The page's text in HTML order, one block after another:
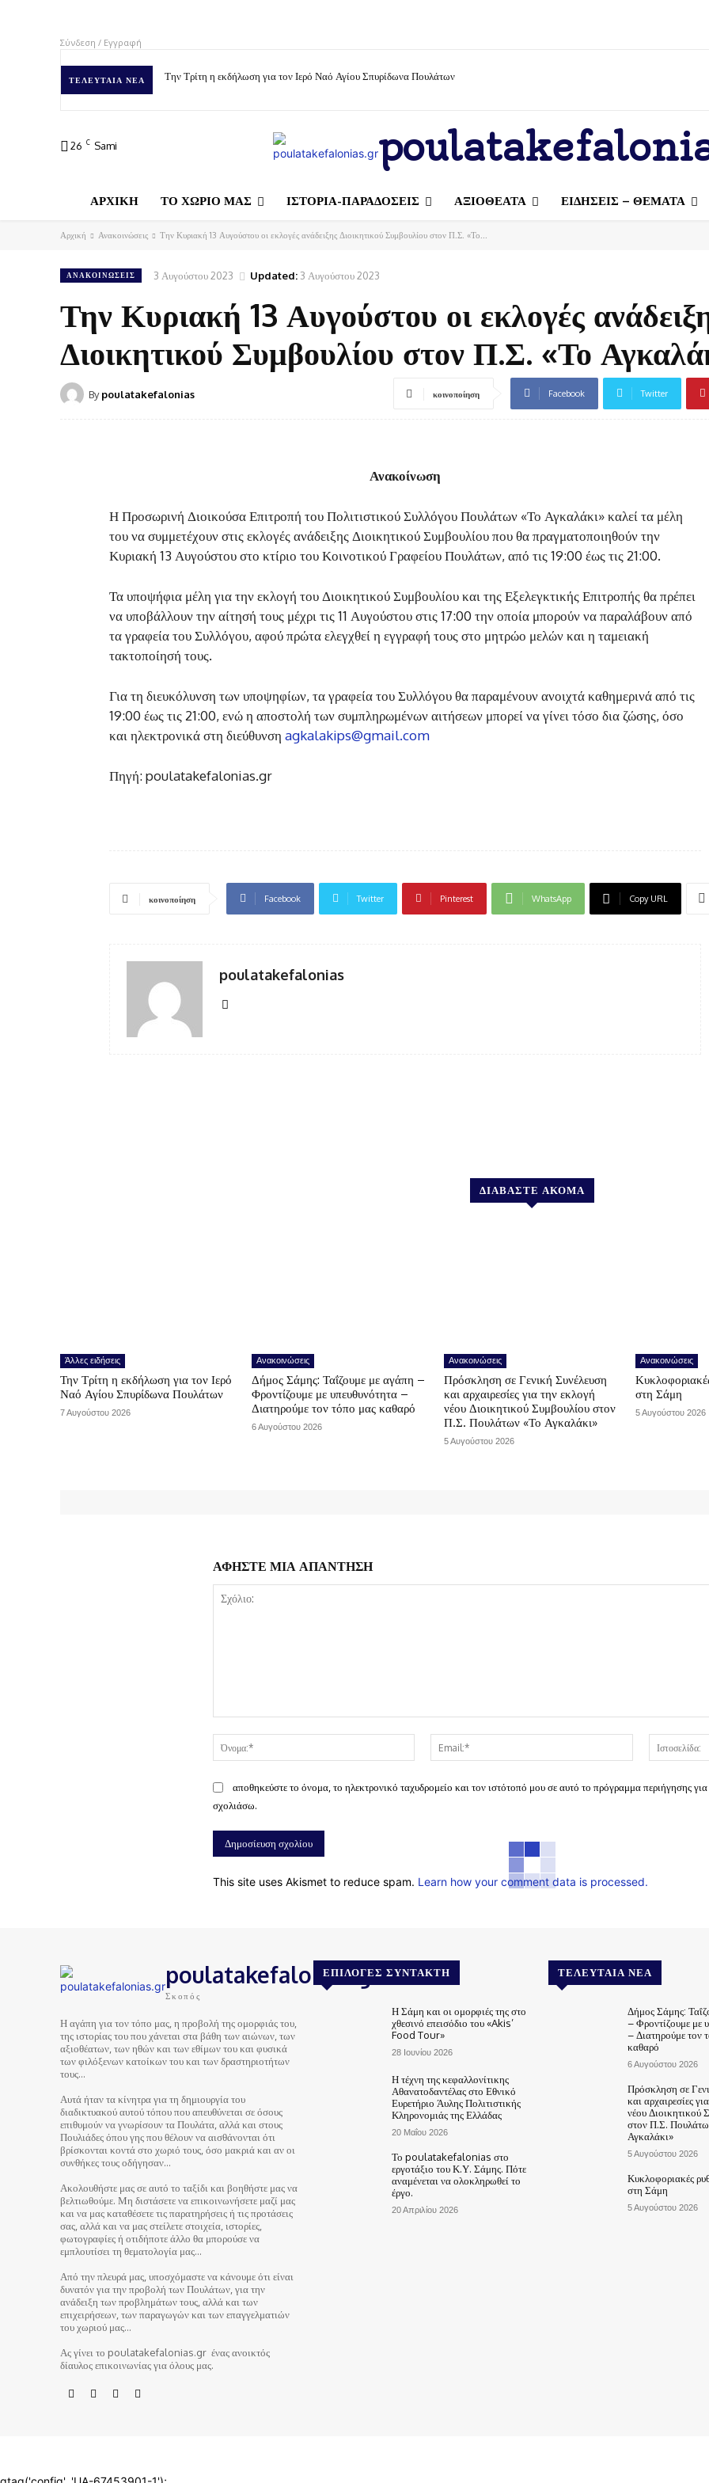
Σύνδεση / Εγγραφή
ΤΕΛΕΥΤΑΊΑ ΝΈΑ Την Τρίτη η εκδήλωση για τον Ιερό Ναό Αγίου Σπυρίδωνα Πουλάτων
26 C Sami
ΑΡΧΙΚΗ ΤΟ ΧΩΡΙΟ ΜΑΣ ΙΣΤΟΡΙΑ-ΠΑΡΑΔΟΣΕΙΣ ΑΞΙΟΘΕΑΤΑ ΕΙΔΗΣΕΙΣ – ΘΕΜΑΤΑ
Αρχική Ανακοινώσεις Την Κυριακή 13 Αυγούστου οι εκλογές ανάδειξης Διοικητικού Συμβουλίου στον Π.Σ. «Το...
ΑΝΑΚΟΙΝΏΣΕΙΣ 3 Αυγούστου 2023 Updated: 3 Αυγούστου 2023
Την Κυριακή 13 Αυγούστου οι εκλογές
Διοικητικού Συμβουλίου στον Π.Σ. «Το
By poulatakefalonias κοινοποίηση Facebook Twitter
Ανακοίνωση
Η Προσωρινή Διοικούσα Επιτροπή του Πολιτιστικού Συλλόγου Πουλάτων «Το Αγκαλάκι» καλεί τα μέλη
του να συμμετέχουν στις εκλογές ανάδειξης Διοικητικού Συμβουλίου που θα πραγματοποιηθούν την
Κυριακή 13 Αυγούστου στο κτίριο του Κοινοτικού Γραφείου Πουλάτων, από τις 19:00 έως τις 21:00.
Τα υποψήφια μέλη για την εκλογή του Διοικητικού Συμβουλίου και της Εξελεγκτικής Επιτροπής θα πρέπει
να υποβάλλουν την αίτησή τους μέχρι τις 11 Αυγούστου στις 17:00 την οποία μπορούν να παραλάβουν από
τα γραφεία του Συλλόγου, αφού πρώτα ελεγχθεί η εγγραφή τους στο μητρώο μελών και η ταμειακή
τακτοποίησή τους.
Για τη διευκόλυνση των υποψηφίων, τα γραφεία του Συλλόγου θα παραμένουν ανοιχτά καθημερινά από τις
19:00 έως τις 21:00, ενώ η αποστολή των συμπληρωμένων αιτήσεων μπορεί να γίνει τόσο δια ζώσης, όσο
και ηλεκτρονικά στη διεύθυνση agkalakips@gmail.com
Πηγή: poulatakefalonias.gr
κοινοποίηση Facebook Twitter Pinterest WhatsApp Copy URL
poulatakefalonias
ΔΙΑΒΑΣΤΕ ΑΚΟΜΑ
Άλλες ειδήσεις
Την Τρίτη η εκδήλωση για τον Ιερό
Ναό Αγίου Σπυρίδωνα Πουλάτων
7 Αυγούστου 2026
Ανακοινώσεις
Δήμος Σάμης: Ταΐζουμε με αγάπη –
Φροντίζουμε με υπευθυνότητα –
Διατηρούμε τον τόπο μας καθαρό
6 Αυγούστου 2026
Ανακοινώσεις
Πρόσκληση σε Γενική Συνέλευση
και αρχαιρεσίες για την εκλογή
νέου Διοικητικού Συμβουλίου στον
Π.Σ. Πουλάτων «Το Αγκαλάκι»
5 Αυγούστου 2026
Ανακοινώσεις
στη Σάμη
5 Αυγούστου 2026
ΑΦΗΣΤΕ ΜΙΑ ΑΠΑΝΤΗΣΗ
Όνομα:*
Email:*
αποθηκεύστε το όνομα, το ηλεκτρονικό ταχυδρομείο και τον ιστότοπό μου σε αυτό το πρόγραμμα περιήγησης
σχολιάσω.
This site uses Akismet to reduce spam. Learn how your comment data is processed.
poulatakefalonias.gr
Σκοπός
Η αγάπη για τον τόπο μας, η προβολή της ομορφιάς του,
της ιστορίας του που χάνεται στα βάθη των αιώνων, των
αξιοθέατων, των ηθών και των εθίμων του και φυσικά
των φιλόξενων κατοίκων του και των δραστηριοτήτων
τους…
Αυτά ήταν τα κίνητρα για τη δημιουργία του
διαδικτυακού αυτού τόπου που απευθύνεται σε όσους
επιθυμούν να γνωρίσουν τα Πουλάτα, αλλά και στους
Πουλιάδες όπου γης που θέλουν να αισθάνονται ότι
βρίσκονται κοντά στο χωριό τους, όσο μακριά και αν οι
συνθήκες τους οδήγησαν…
Ακολουθήστε μας σε αυτό το ταξίδι και βοηθήστε μας να
βελτιωθούμε. Μη διστάσετε να επικοινωνήσετε μαζί μας
και να μας καταθέσετε τις παρατηρήσεις ή τις προτάσεις
σας, αλλά και να μας στείλετε στοιχεία, ιστορίες,
φωτογραφίες ή οτιδήποτε άλλο θα μπορούσε να
εμπλουτίσει τη θεματολογία μας…
Από την πλευρά μας, υποσχόμαστε να κάνουμε ότι είναι
δυνατόν για την προβολή των Πουλάτων, για την
ανάδειξη των προβλημάτων τους, αλλά και των
επιχειρήσεων, των παραγωγών και των επαγγελματιών
του χωριού μας…
Ας γίνει το poulatakefalonias.gr ένας ανοικτός
δίαυλος επικοινωνίας για όλους μας.
ΕΠΙΛΟΓΈΣ ΣΥΝΤΆΚΤΗ
Η Σάμη και οι ομορφιές της στο
χθεσινό επεισόδιο του «Akis’
Food Tour»
28 Ιουνίου 2026
Η τέχνη της κεφαλλονίτικης
Αθανατοδαντέλας στο Εθνικό
Ευρετήριο Άυλης Πολιτιστικής
Κληρονομιάς της Ελλάδας
20 Μαΐου 2026
Το poulatakefalonias στο
εργοτάξιο του Κ.Υ. Σάμης. Πότε
αναμένεται να ολοκληρωθεί το
έργο.
20 Απριλίου 2026
ΤΕΛΕΥΤΑΊΑ ΝΈΑ
Δήμος Σάμης:
– Φροντίζουμε με
– Διατηρούμε τον
καθαρό
6 Αυγούστου 2026
Πρόσκληση σε
και αρχαιρεσίες
νέου Διοικητικού
στον Π.Σ.
Αγκαλάκι»
5 Αυγούστου 2026
Κυκλοφοριακές
στη Σάμη
5 Αυγούστου 2026